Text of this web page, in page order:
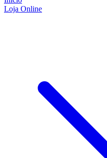
Loja Online